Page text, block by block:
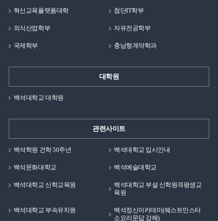
혁신교육플랫폼대학 첨단IT학부
외식산업학부 자유전공학부
국제학부 충남형계약학과
대학원
백석대학교 대학원
관련사이트
백석학원 건학 50주년 백석대학교 입시안내
백석문화대학교 백석예술대학교
백석대학교 신학교육원
백석대학교 부설 신학원격평생교
육원
백석대학교 부속유치원
백석정신아카데미(웨스트민스터
소요리문답 강해)